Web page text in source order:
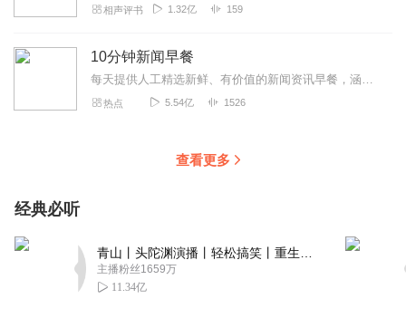
相声评书 1.32亿 159
10分钟新闻早餐
每天提供人工精选新鲜、有价值的新闻资讯早餐，涵盖国内社会热点、财经科技大事、国际时事风云。每天10分钟，畅晓天下事！
热点 5.54亿 1526
查看更多
经典必听
青山丨头陀渊演播丨轻松搞笑丨重生穿越丨古代权谋丨VIP免费 | 多人有声剧
主播粉丝1659万
11.34亿